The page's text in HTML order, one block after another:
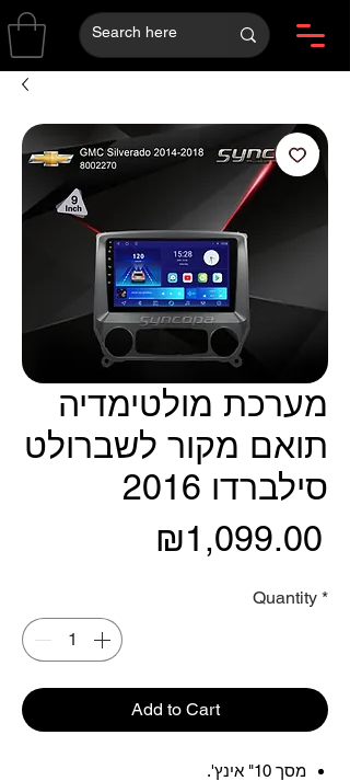
מערכת מולטימדיה
תואם מקור לשברולט
סילברדו 2016
₪1,099.00
Quantity *
Add to Cart
מסך 10" אינץ'.